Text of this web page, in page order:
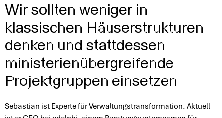
Wir sollten weniger in
klassischen Häuserstrukturen
denken und stattdessen
ministerienübergreifende
Projektgruppen einsetzen
Sebastian ist Experte für Verwaltungstransformation. Aktuell